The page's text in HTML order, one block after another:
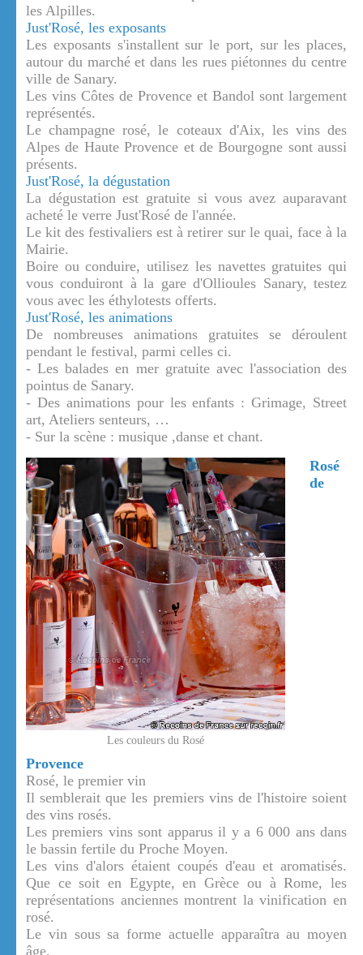
les Alpilles.
Just'Rosé, les exposants
Les exposants s'installent sur le port, sur les places,
autour du marché et dans les rues piétonnes du centre
ville de Sanary.
Les vins Côtes de Provence et Bandol sont largement
représentés.
Le champagne rosé, le coteaux d'Aix, les vins des
Alpes de Haute Provence et de Bourgogne sont aussi
présents.
Just'Rosé, la dégustation
La dégustation est gratuite si vous avez auparavant
acheté le verre Just'Rosé de l'année.
Le kit des festivaliers est à retirer sur le quai, face à la
Mairie.
Boire ou conduire, utilisez les navettes gratuites qui
vous conduiront à la gare d'Ollioules Sanary, testez
vous avec les éthylotests offerts.
Just'Rosé, les animations
De nombreuses animations gratuites se déroulent
pendant le festival, parmi celles ci.
- Les balades en mer gratuite avec l'association des
pointus de Sanary.
- Des animations pour les enfants : Grimage, Street
art, Ateliers senteurs, …
- Sur la scène : musique ,danse et chant.
Les couleurs du Rosé
Rosé
de
Provence
Rosé, le premier vin
Il semblerait que les premiers vins de l'histoire soient
des vins rosés.
Les premiers vins sont apparus il y a 6 000 ans dans
le bassin fertile du Proche Moyen.
Les vins d'alors étaient coupés d'eau et aromatisés.
Que ce soit en Egypte, en Grèce ou à Rome, les
représentations anciennes montrent la vinification en
rosé.
Le vin sous sa forme actuelle apparaîtra au moyen
âge.